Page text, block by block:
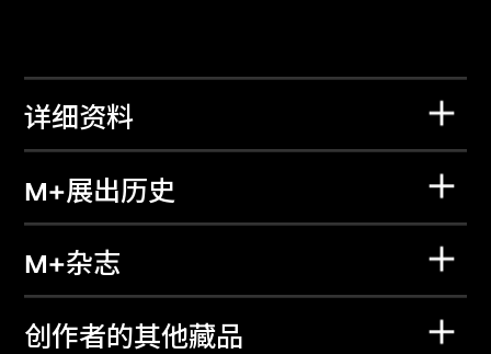
详细资料
M+展出历史
M+杂志
创作者的其他藏品